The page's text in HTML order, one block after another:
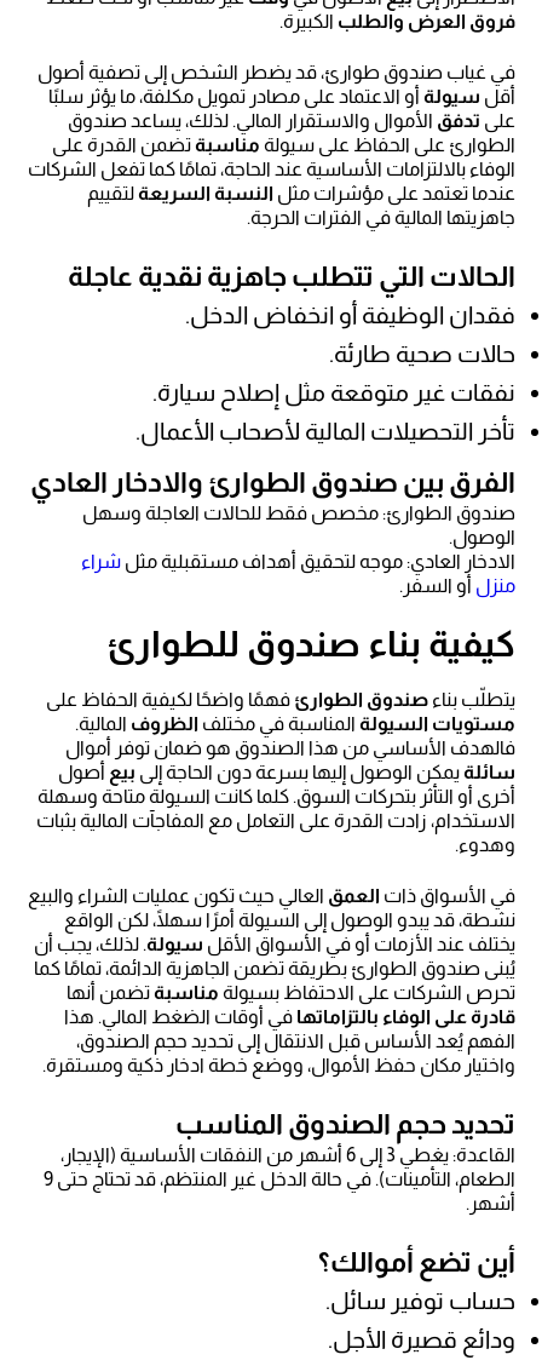
فروق العرض والطلب الكبيرة.
في غياب صندوق طوارئ، قد يضطر الشخص إلى تصفية أصول
أقل سيولة أو الاعتماد على مصادر تمويل مكلفة، ما يؤثر سلبًا
على تدفق الأموال والاستقرار المالي. لذلك، يساعد صندوق
الطوارئ على الحفاظ على سيولة مناسبةتضمن القدرة على
الوفاء بالالتزامات الأساسية عند الحاجة، تمامًا كما تفعل الشركات
عندما تعتمد على مؤشرات مثل النسبة السريعةلتقييم
جاهزيتها المالية في الفترات الحرجة.
الحالات التي تتطلب جاهزية نقدية عاجلة
فقدان الوظيفة أو انخفاض الدخل.
حالات صحية طارئة.
نفقات غير متوقعة مثل إصلاح سيارة.
تأخر التحصيلات المالية لأصحاب الأعمال.
الفرق بين صندوق الطوارئ والادخار العادي
صندوق الطوارئ: مخصص فقط للحالات العاجلة وسهل
الوصول.
الادخار العادي: موجه لتحقيق أهداف مستقبلية مثل شراء
منزل أو السفر.
كيفية بناء صندوق للطوارئ
يتطلّب بناء صندوق الطوارئ فهمًا واضحًا لكيفية الحفاظ على
مستويات السيولة المناسبة في مختلف الظروف المالية.
فالهدف الأساسي من هذا الصندوق هو ضمان توفر أموال
سائلةيمكن الوصول إليها بسرعة دون الحاجة إلى بيع أصول
أخرى أو التأثر بتحركات السوق. كلما كانت السيولة متاحة وسهلة
الاستخدام، زادت القدرة على التعامل مع المفاجآت المالية بثبات
وهدوء.
في الأسواق ذات العمق العالي حيث تكون عمليات الشراء والبيع
نشطة، قد يبدو الوصول إلى السيولة أمرًا سهلًا، لكن الواقع
يختلف عند الأزمات أو في الأسواق الأقل سيولة. لذلك، يجب أن
يُبنى صندوق الطوارئ بطريقة تضمن الجاهزية الدائمة، تمامًا كما
تحرص الشركات على الاحتفاظ بسيولة مناسبةتضمن أنها
قادرة على الوفاء بالتزاماتها في أوقات الضغط المالي. هذا
الفهم يُعد الأساس قبل الانتقال إلى تحديد حجم الصندوق،
واختيار مكان حفظ الأموال، ووضع خطة ادخار ذكية ومستقرة.
تحديد حجم الصندوق المناسب
القاعدة: يغطي 3 إلى 6 أشهر من النفقات الأساسية (الإيجار،
الطعام، التأمينات). في حالة الدخل غير المنتظم، قد تحتاج حتى 9
أشهر.
أين تضع أموالك؟
حساب توفير سائل.
ودائع قصيرة الأجل.